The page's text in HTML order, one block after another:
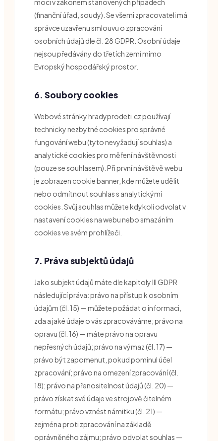
moci v zákonem stanovených případech
(finanční úřad, soudy). Se všemi zpracovateli má
správce uzavřenu smlouvu o zpracování
osobních údajů dle čl. 28 GDPR. Osobní údaje
nejsou předávány do třetích zemí mimo
Evropský hospodářský prostor.
6. Soubory cookies
Webové stránky hradyprodeti.cz používají
technicky nezbytné cookies pro správné
fungování webu (tyto nevyžadují souhlas) a
analytické cookies pro měření návštěvnosti
(pouze se souhlasem). Při první návštěvě webu
je zobrazen cookie banner, kde můžete udělit
nebo odmítnout souhlas s analytickými
cookies. Svůj souhlas můžete kdykoli odvolat v
nastavení cookies na webu nebo smazáním
cookies ve svém prohlížeči.
7. Práva subjektů údajů
Jako subjekt údajů máte dle kapitoly III GDPR
následující práva: právo na přístup k osobním
údajům (čl. 15) — můžete požádat o informaci,
zda a jaké údaje o vás zpracováváme; právo na
opravu (čl. 16) — máte právo na opravu
nepřesných údajů; právo na výmaz (čl. 17) —
právo být zapomenut, pokud pominul účel
zpracování; právo na omezení zpracování (čl.
18); právo na přenositelnost údajů (čl. 20) —
právo získat své údaje ve strojově čitelném
formátu; právo vznést námitku (čl. 21) —
zejména proti zpracování na základě
oprávněného zájmu; právo odvolat souhlas —